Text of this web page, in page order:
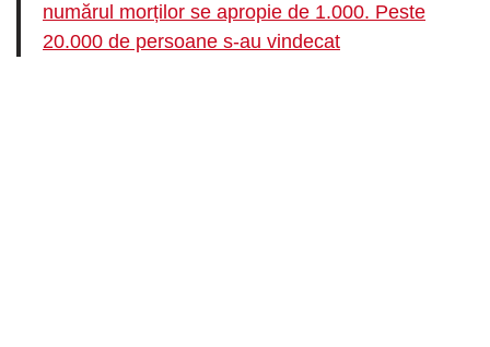
numărul morților se apropie de 1.000. Peste
20.000 de persoane s-au vindecat